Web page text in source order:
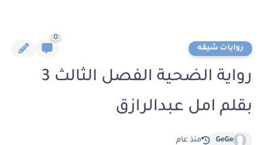
روايات شيقه
0
رواية الضحية الفصل الثالث 3
بقلم امل عبدالرازق
GeGe منذ عام